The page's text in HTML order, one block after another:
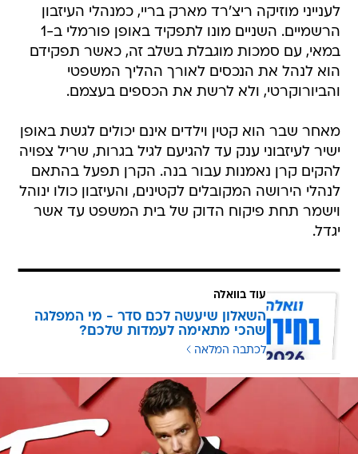
לענייני מוזיקה ריצ'רד מארק בריי, כמנהלי העיזבון
הרשמיים. השניים מונו לתפקיד באופן פורמלי ב-1
במאי, עם סמכות מוגבלת בשלב זה, כאשר תפקידם
הוא לנהל את הנכסים לאורך ההליך המשפטי
והביורוקרטי, ולא לרשת את הכספים בעצמם.
מאחר שבר הוא קטין וילדים אינם יכולים לגשת באופן
ישיר לעיזבוני ענק עד להגיעם לגיל בגרות, שריל צפויה
להקים קרן נאמנות עבור בנה. הקרן תפעל בהתאם
לנהלי הירושה המקובלים לקטינים, והעיזבון כולו ינוהל
וישמר תחת פיקוח הדוק של בית המשפט עד אשר
יגדל.
עוד בוואלה
השאלון שיעשה לכם סדר - מי המפלגה
שהכי מתאימה לעמדות שלכם?
לכתבה המלאה